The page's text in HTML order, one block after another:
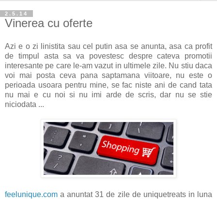
2.5.14
Vinerea cu oferte
Azi e o zi linistita sau cel putin asa se anunta, asa ca profit
de timpul asta sa va povestesc despre cateva promotii
interesante pe care le-am vazut in ultimele zile. Nu stiu daca
voi mai posta ceva pana saptamana viitoare, nu este o
perioada usoara pentru mine, se fac niste ani de cand tata
nu mai e cu noi si nu imi arde de scris, dar nu se stie
niciodata ...
feelunique.com a anuntat 31 de zile de uniquetreats in luna